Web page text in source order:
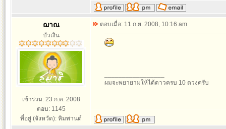
ฌาณ
บัวเงิน
เข้าร่วม: 23 ก.ค. 2008
ตอบ: 1145
ที่อยู่ (จังหวัด): หิมพานต์
ตอบเมื่อ: 11 ก.ย. 2008, 10:16 am
ผมจะพยายามให้ได้ดาวครบ 10 ดวงครับ